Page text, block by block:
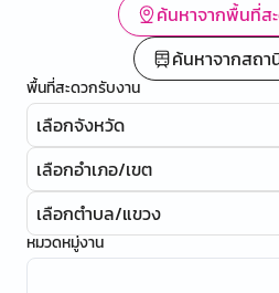
ค้นหาจากพื้นที่ส
ค้นหาจากสถา
พื้นที่สะดวกรับงาน
เลือกจังหวัด
เลือกอำเภอ/เขต
เลือกตำบล/แขวง
หมวดหมู่งาน